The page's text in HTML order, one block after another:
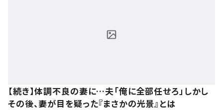
【続き】体調不良の妻に…夫「俺に全部任せろ」しかし
その後、妻が目を疑った『まさかの光景』とは